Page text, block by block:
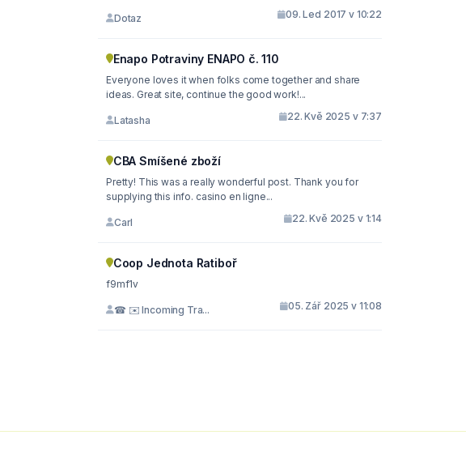
Dotaz 09. Led 2017 v 10:22
Enapo Potraviny ENAPO č. 110
Everyone loves it when folks come together and share
ideas. Great site, continue the good work!...
Latasha 22. Kvě 2025 v 7:37
CBA Smíšené zboží
Pretty! This was a really wonderful post. Thank you for
supplying this info. casino en ligne...
Carl 22. Kvě 2025 v 1:14
Coop Jednota Ratiboř
f9mf1v
☎ ✉️ Incoming Tra... 05. Zář 2025 v 11:08